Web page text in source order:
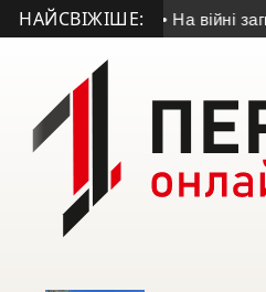
НАЙСВІЖІШЕ:
16 серпня • На війні загинув